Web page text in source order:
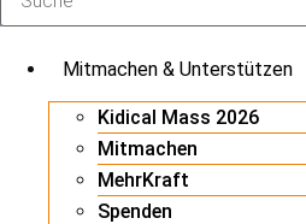
Mitmachen & Unterstützen
Kidical Mass 2026
Mitmachen
MehrKraft
Spenden